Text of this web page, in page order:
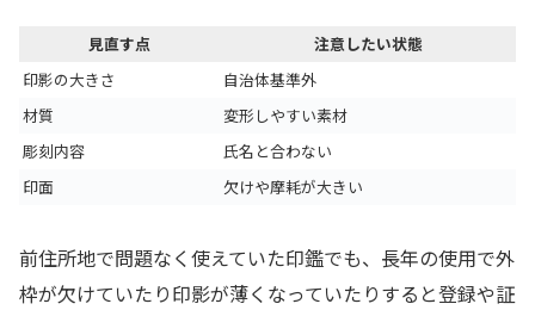
見直す点
注意したい状態
印影の大きさ
自治体基準外
材質
変形しやすい素材
彫刻内容
氏名と合わない
印面
欠けや摩耗が大きい
前住所地で問題なく使えていた印鑑でも、長年の使用で外
枠が欠けていたり印影が薄くなっていたりすると登録や証